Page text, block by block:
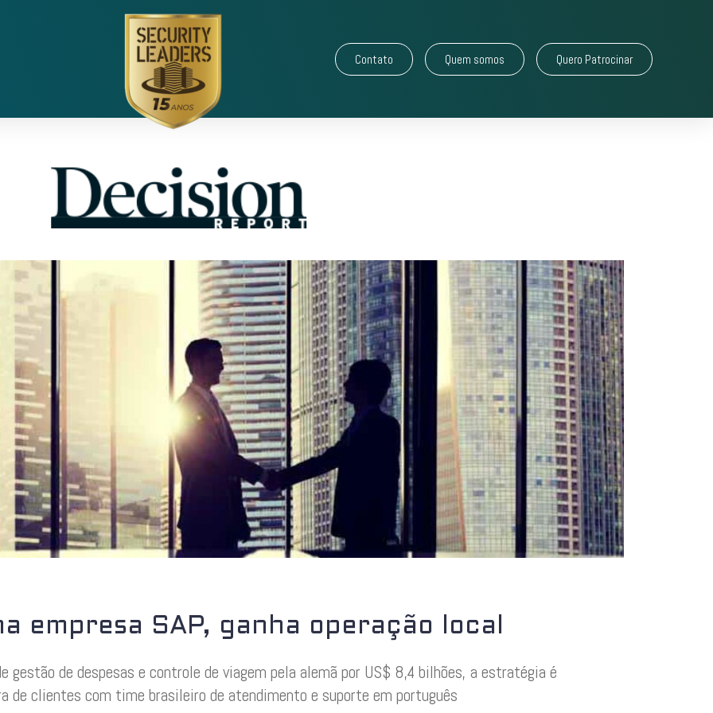
Contato Quem somos Quero Patrocinar
empresa SAP, ganha operação local
gestão de despesas e controle de viagem pela alemã por US$ 8,4 bilhões, a estratégia é
de clientes com time brasileiro de atendimento e suporte em português